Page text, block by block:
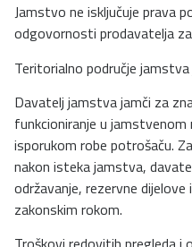
Jamstvo ne isključuje prava
odgovornosti prodavatelja
Teritorialno područje jamstva
Davatelj jamstva jamči za
funkcioniranje u jamstvenom
isporukom robe potrošaču.
nakon isteka jamstva,
održavanje, rezervne dijelove
zakonskim rokom.